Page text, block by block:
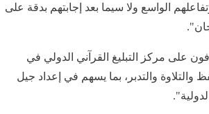
الواسع ولا سيما بعد إجابتهم بدقة على
على مركز التبليغ القرآني الدولي في
والتلاوة والتدبر، بما يسهم في إعداد جيل